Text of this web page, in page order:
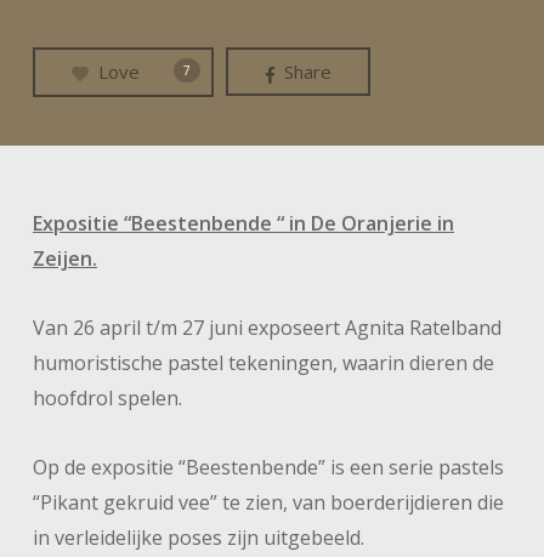
Love 7 Share
Expositie “Beestenbende “ in De Oranjerie in
Zeijen.
Van 26 april t/m 27 juni exposeert Agnita Ratelband
humoristische pastel tekeningen, waarin dieren de
hoofdrol spelen.
Op de expositie “Beestenbende” is een serie pastels
“Pikant gekruid vee” te zien, van boerderijdieren die
in verleidelijke poses zijn uitgebeeld.